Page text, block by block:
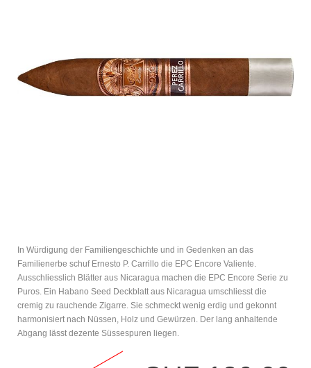
In Würdigung der Familiengeschichte und in Gedenken an das
Familienerbe schuf Ernesto P. Carrillo die EPC Encore Valiente.
Ausschliesslich Blätter aus Nicaragua machen die EPC Encore Serie zu
Puros. Ein Habano Seed Deckblatt aus Nicaragua umschliesst die
cremig zu rauchende Zigarre. Sie schmeckt wenig erdig und gekonnt
harmonisiert nach Nüssen, Holz und Gewürzen. Der lang anhaltende
Abgang lässt dezente Süssespuren liegen.